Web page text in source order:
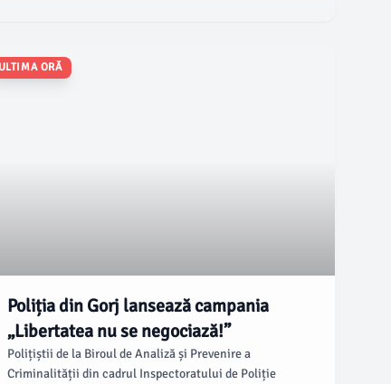
ULTIMA ORĂ
Poliția din Gorj lansează campania
„Libertatea nu se negociază!”
Polițiștii de la Biroul de Analiză și Prevenire a
Criminalității din cadrul Inspectoratului de Poliție